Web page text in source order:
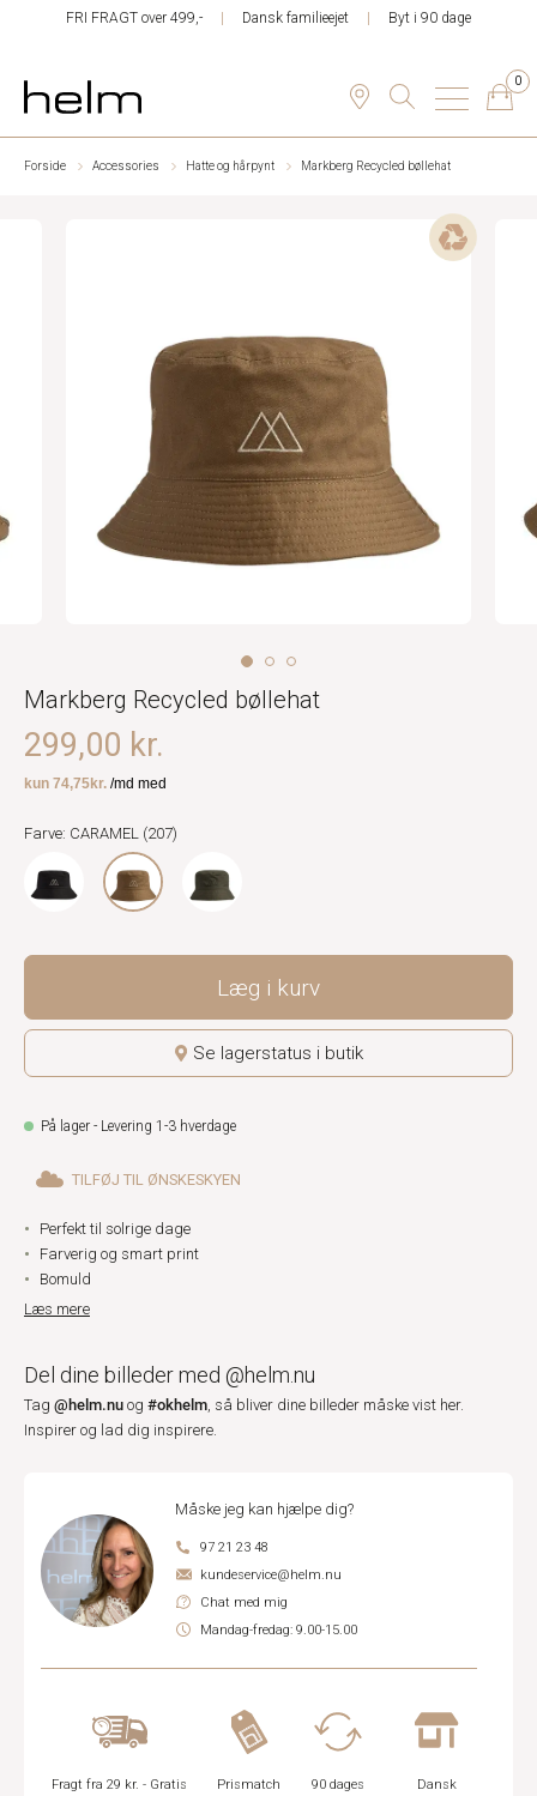
FRI FRAGT over 499,- Dansk familieejet Byt i 90 dage
0
Forside Accessories Hatte og hårpynt Markberg Recycled bøllehat
Markberg Recycled bøllehat
299,00 kr.
Farve: CARAMEL (207)
Læg i kurv
Se lagerstatus i butik
På lager - Levering 1-3 hverdage
TILFØJ TIL ØNSKESKYEN
Perfekt til solrige dage
Farverig og smart print
Bomuld
Læs mere
Del dine billeder med @helm.nu
Tag @helm.nu og #okhelm, så bliver dine billeder måske vist her.
Inspirer og lad dig inspirere.
Måske jeg kan hjælpe dig?
97 21 23 48
kundeservice@helm.nu
Chat med mig
Mandag-fredag: 9.00-15.00
Fragt fra 29 kr. - Gratis
Prismatch
90 dages
Dansk